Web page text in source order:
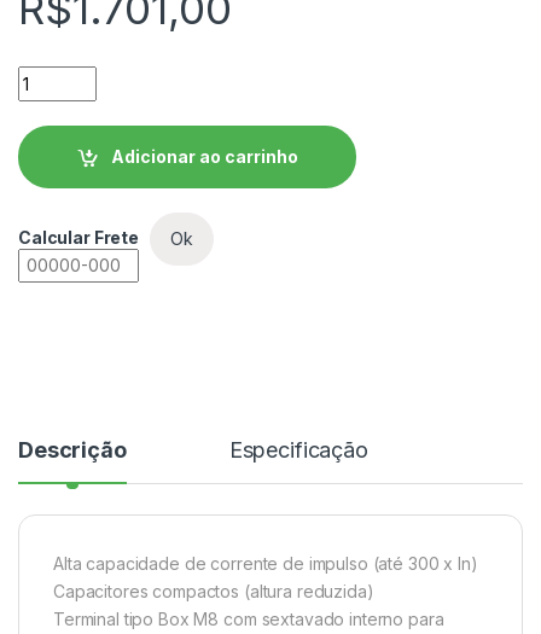
Unidade Capacitiva Trifásica WEG - UCWT25V25 U28 HD
Adicionar ao carrinho
Calcular Frete Ok
Descrição Especificação
Alta capacidade de corrente de impulso (até 300 x In)
Capacitores compactos (altura reduzida)
Terminal tipo Box M8 com sextavado interno para